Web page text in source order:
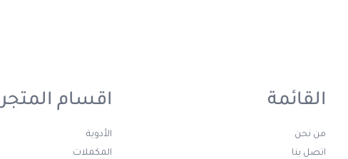
القائمة
من نحن
اتصل بنا
اقسام المتجر
الأدوية
المكملات